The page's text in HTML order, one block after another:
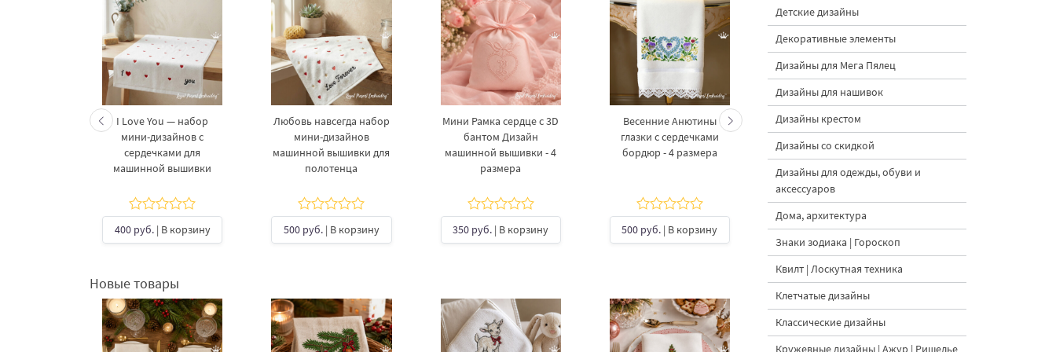
I Love You — набор
мини-дизайнов с
сердечками для
машинной вышивки
400 руб.| В корзину
Любовь навсегда набор
мини-дизайнов
машинной вышивки для
полотенца
500 руб.| В корзину
Мини Рамка сердце с 3D
бантом Дизайн
машинной вышивки - 4
размера
350 руб. | В корзину
Весенние Анютины
глазки с сердечками
бордюр - 4 размера
500 руб. | В корзину
Сердечки на палочке
набор
600 руб.| В корзину
сердце
500 руб.
Новые товары
Детские дизайны
Декоративные элементы
Дизайны для Мега Пялец
Дизайны для нашивок
Дизайны крестом
Дизайны со скидкой
Дизайны для одежды, обуви и
аксессуаров
Дома, архитектура
Знаки зодиака | Гороскоп
Квилт | Лоскутная техника
Клетчатые дизайны
Классические дизайны
Кружевные дизайны | Ажур | Ришелье